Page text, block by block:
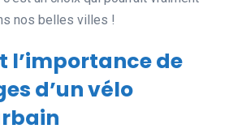
nos belles villes !
l’importance de
d’un vélo